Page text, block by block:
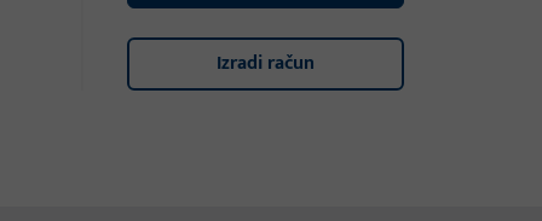
Izradi račun